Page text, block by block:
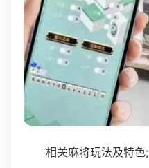
相关麻将玩法及特色;